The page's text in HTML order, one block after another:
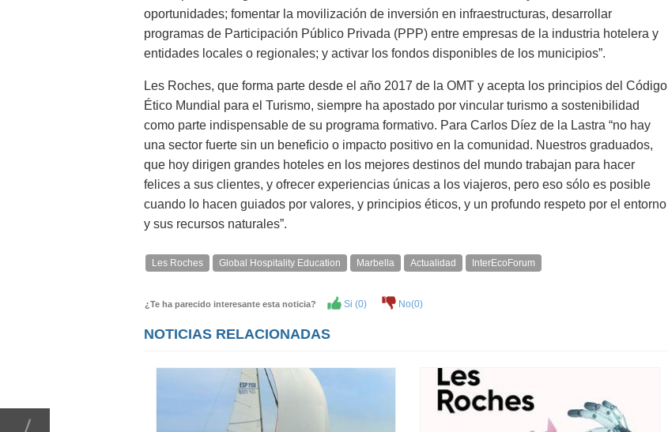
oportunidades; fomentar la movilización de inversión en infraestructuras, desarrollar
programas de Participación Público Privada (PPP) entre empresas de la industria hotelera y
entidades locales o regionales; y activar los fondos disponibles de los municipios”.
Les Roches, que forma parte desde el año 2017 de la OMT y acepta los principios del Código
Ético Mundial para el Turismo, siempre ha apostado por vincular turismo a sostenibilidad
como parte indispensable de su programa formativo. Para Carlos Díez de la Lastra “no hay
una sector fuerte sin un beneficio o impacto positivo en la comunidad. Nuestros graduados,
que hoy dirigen grandes hoteles en los mejores destinos del mundo trabajan para hacer
felices a sus clientes, y ofrecer experiencias únicas a los viajeros, pero eso sólo es posible
cuando lo hacen guiados por valores, y principios éticos, y un profundo respeto por el entorno
y sus recursos naturales”.
Les Roches Global Hospitality Education Marbella Actualidad InterEcoForum
¿Te ha parecido interesante esta noticia? Si (0) No(0)
NOTICIAS RELACIONADAS